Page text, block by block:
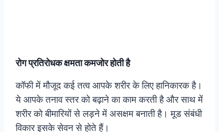
रोग प्रतिरोधक क्षमता कमजोर होती है
कॉफी में मौजूद कई तत्व आपके शरीर के लिए हानिकारक है।
ये आपके तनाव स्तर को बढ़ाने का काम करती है और साथ में
शरीर को बीमारियों से लड़ने में असक्षम बनाती है। मूड संबंधी
विकार इसके सेवन से होते हैं।